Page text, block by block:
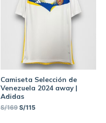
Camiseta Selección de
Venezuela 2024 away |
Adidas
S/169 S/115